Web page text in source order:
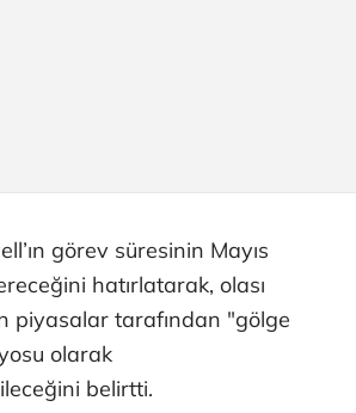
görev süresinin Mayıs
hatırlatarak, olası
piyasalar tarafından "gölge
olarak
belirtti.